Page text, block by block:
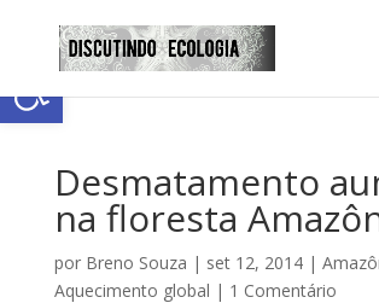
Abrir a barra de
Desmatamento
na floresta
por Breno Souza | set 12, 2014|
Aquecimento global | 1 Comentário